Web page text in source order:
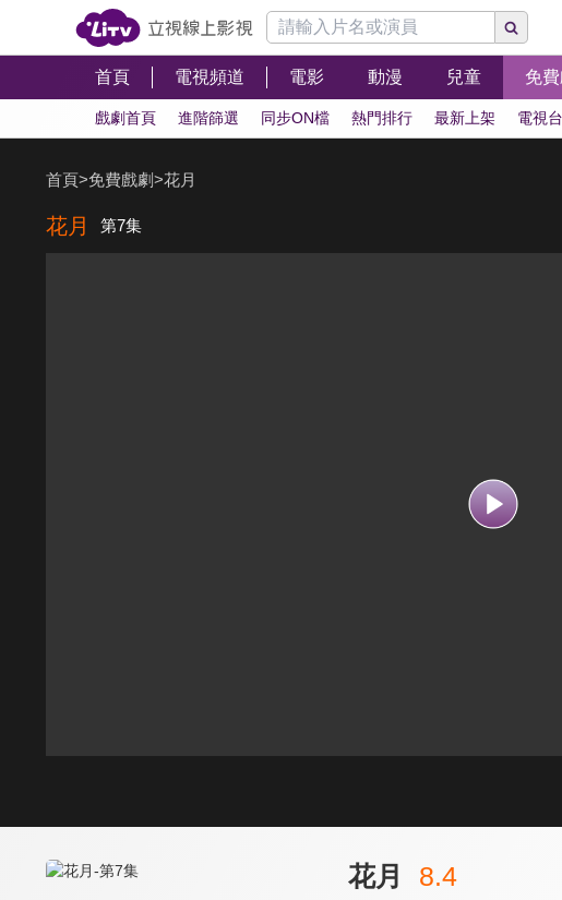
首頁 電視頻道 電影 動漫 兒童 免
戲劇首頁 進階篩選 同步ON檔 熱門排行 最新上架 電視
首頁>免費戲劇>花月
花月 第7集
花月 8.4